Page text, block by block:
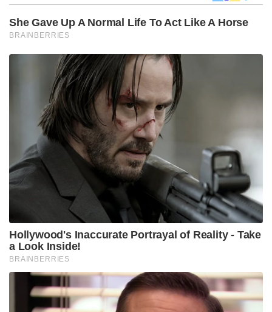
ഉണ്ടാകില്ല’ ; ട്രംപിന്റെ ഗാസ സമാധാന പദ്ധതി തള്ളി
,വീട്ടാവശ്യങ്ങൾക്കുള്ള മുട്ട വാങ്ങാൻ പോലും പലരുടെ
കയ്യിലും പണം തികയാത്ത അവസ്ഥയാണുള്ളത്.
പ്രോട്ടീൻ ഏറ്റവും അധികമുള്ള വസ്തു എന്ന നിലയിൽ
അമേരിക്കക്കാർക്ക് ഒഴിച്ചുകൂടാൻ ആവാത്ത ഒന്നാണ്
മുട്ട. ബേക്കിംഗ് മുതൽ ഓംലെറ്റ് ഉണ്ടാക്കുന്നത്
വരെയുള്ള കാര്യങ്ങളിൽ അമേരിക്കൻ ജനതയുടെ
ഒരു പ്രധാന ഭക്ഷ്യവസ്തു. മുട്ടവിലവർധന
റെസ്റ്റോറന്റുകളിലെ ഭക്ഷണത്തിന്റെ വിലയും
വർദ്ധിപ്പിച്ചിട്ടുണ്ട്. രാജ്യവ്യാപകമായി ഉണ്ടായ
പക്ഷിപ്പനിയാണ് മുട്ടയുടെയും കോഴിഇറച്ചിയുടേയും
ഉത്പാദനത്തെ താറുമാറാക്കിയത്. ട്രംപ്
അധികാരമേറ്റെടുത്ത് മാസങ്ങൾ പിന്നിടുമ്പോൾ
മുട്ടവില 59 ശതമാനമാണേ്രത വർദ്ധിച്ചത്.
സ്ഥിതി ഇവിടെ നിൽക്കില്ലെന്നും ഈ വർഷം മുട്ടയ്ക്ക്
41% വരെ വിലവർധനവിന് ഇത് കാരണമായേക്കാം
എന്നുമാണ് പ്രവചിക്കപ്പെടുന്നത്. ഒരു ഡസൻ മുട്ടക്ക്